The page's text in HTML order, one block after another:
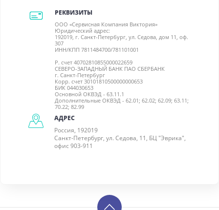
АДРЕС
Россия, 192019
Санкт-Петербург, ул. Седова, 11, БЦ "Эврика",
офис 903-911
РЕКВИЗИТЫ
ООО «Сервисная Компания Виктория»
Юридический адрес:
192019, г. Санкт-Петербург, ул. Седова, дом 11, оф.
307
ИНН/КПП 7811484700/781101001
Р. счет 40702810855000022659
СЕВЕРО-ЗАПАДНЫЙ БАНК ПАО СБЕРБАНК
г. Санкт-Петербург
Корр. счет 30101810500000000653
БИК 044030653
Основной ОКВЭД - 63.11.1
Дополнительные ОКВЭД - 62.01; 62.02; 62.09; 63.11;
70.22; 82.99